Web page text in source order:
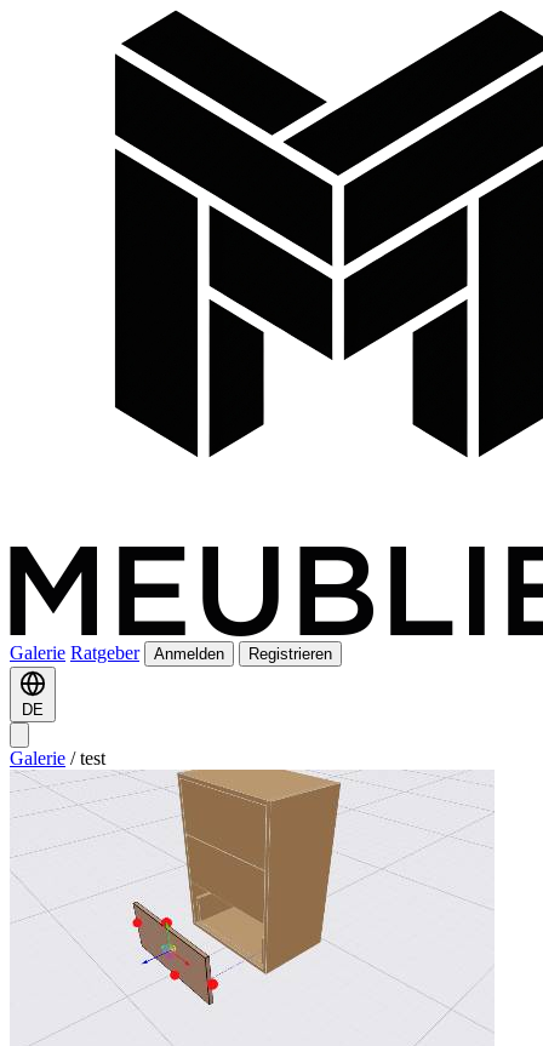
Galerie Ratgeber Anmelden Registrieren
DE
Galerie / test